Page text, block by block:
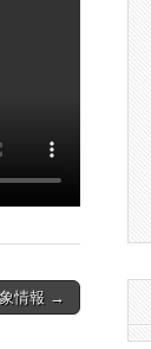
情報 →